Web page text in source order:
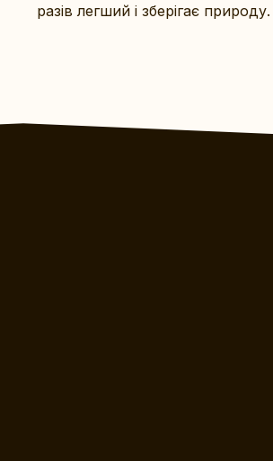
разів легший і зберігає природу.